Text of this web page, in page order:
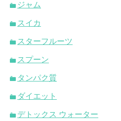
ジャム
スイカ
スターフルーツ
スプーン
タンパク質
ダイエット
デトックス ウォーター